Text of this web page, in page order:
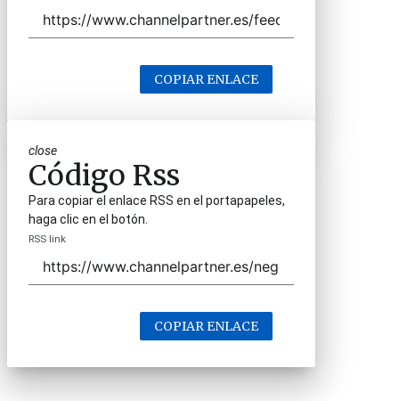
COPIAR ENLACE
close
Código Rss
Para copiar el enlace RSS en el portapapeles,
haga clic en el botón.
RSS link
COPIAR ENLACE